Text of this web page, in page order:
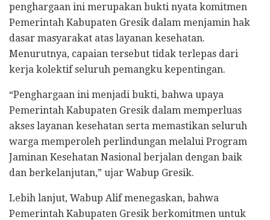
penghargaan ini merupakan bukti nyata komitmen
Pemerintah Kabupaten Gresik dalam menjamin hak
dasar masyarakat atas layanan kesehatan.
Menurutnya, capaian tersebut tidak terlepas dari
kerja kolektif seluruh pemangku kepentingan.
“Penghargaan ini menjadi bukti, bahwa upaya
Pemerintah Kabupaten Gresik dalam memperluas
akses layanan kesehatan serta memastikan seluruh
warga memperoleh perlindungan melalui Program
Jaminan Kesehatan Nasional berjalan dengan baik
dan berkelanjutan,” ujar Wabup Gresik.
Lebih lanjut, Wabup Alif menegaskan, bahwa
Pemerintah Kabupaten Gresik berkomitmen untuk